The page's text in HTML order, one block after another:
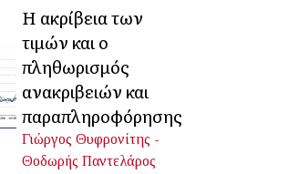
Η ακρίβεια των
τιμών και ο
πληθωρισμός
ανακριβειών και
παραπληροφόρησης
Γιώργος Θυφρονίτης -
Θοδωρής Παντελάρος